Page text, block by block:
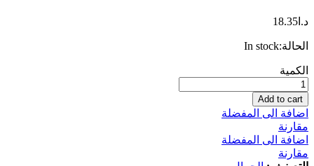
د.ا 18.35
الحالة:In stock
لوريال
باريس
ريفيتاليفت
ليزر
X3
كريم
مضاد
للشيخوخة
الكمية
Add to cart
اضافة الى المفضلة
مقارنة
اضافة الى المفضلة
مقارنة